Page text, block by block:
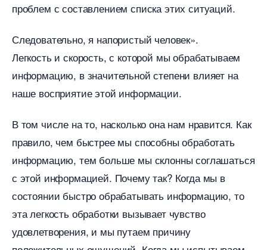
проблем с составлением списка этих ситуаций.
Следовательно, я напористый человек».
Легкость и скорость, с которой мы обрабатываем
информацию, в значительной степени влияет на
наше восприятие этой информации.
том числе на то, насколько она нам нравится. Как
правило, чем быстрее мы способны обработать
информацию, тем больше мы склонны соглашаться
с этой информацией. Почему так? Когда мы
состоянии быстро обрабатывать информацию, то
эта легкость обработки вызывает чувство
удовлетворения, и мы путаем причину